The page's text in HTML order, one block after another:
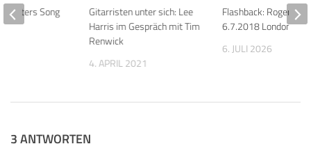
Gitarristen unter sich: Lee
Harris im Gespräch mit Tim
Renwick
4. APRIL 2021
Flashback: Roger
6.7.2018 London,
6. JULI 2026
Waters Song
Fly
3 ANTWORTEN